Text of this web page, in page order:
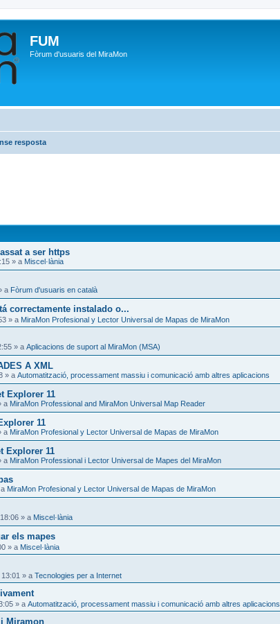
FUM
Fòrum d'usuaris del MiraMon
resposta
a ser https
» a Miscel·lània
a Fòrum d'usuaris en català
correctamente instalado o...
» a MiraMon Profesional y Lector Universal de Mapas de MiraMon
» a Aplicacions de suport al MiraMon (MSA)
A XML
» a Automatització, processament massiu i comunicació amb altres aplicacions
Explorer 11
a MiraMon Professional and MiraMon Universal Map Reader
11
a MiraMon Profesional y Lector Universal de Mapas de MiraMon
Explorer 11
a MiraMon Professional i Lector Universal de Mapes del MiraMon
MiraMon Profesional y Lector Universal de Mapas de MiraMon
» a Miscel·lània
els mapes
» a Miscel·lània
» a Tecnologies per a Internet
» a Automatització, processament massiu i comunicació amb altres aplicacions
Miramon